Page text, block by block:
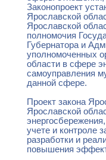
Законопроект
Ярославской
Ярославской
полномочия
Губернатора и
уполномоченных
области в сфере
самоуправления
данной сфере.
Проект закона
Ярославской
учете и контроле
разработки и
повышения